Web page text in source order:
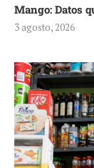
Mango: Datos
3 agosto, 2026